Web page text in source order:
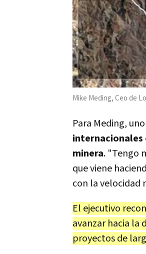
Mike Meding, Ceo de
Para Meding,
internacionales
minera. "Tengo
que viene
con la velocidad
El ejecutivo
avanzar hacia la
proyectos de